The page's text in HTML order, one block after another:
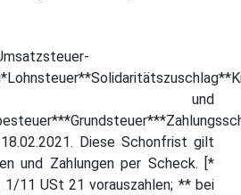
und
Diese Schonfrist gilt
und Zahlungen per Scheck. [*
1/11 USt 21 vorauszahlen; ** bei